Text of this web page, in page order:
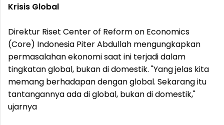
Krisis Global
Direktur Riset Center of Reform on Economics
(Core) Indonesia Piter Abdullah mengungkapkan
permasalahan ekonomi saat ini terjadi dalam
tingkatan global, bukan di domestik. "Yang jelas kita
memang berhadapan dengan global. Sekarang itu
tantangannya ada di global, bukan di domestik,"
ujarnya